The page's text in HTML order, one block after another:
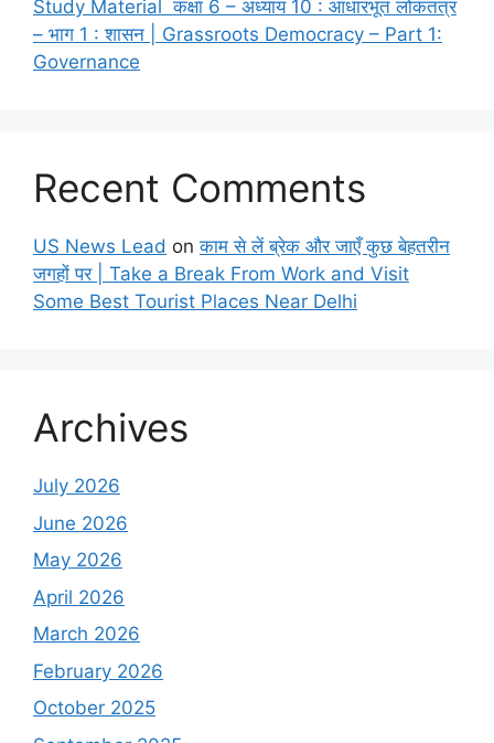
Study Material कक्षा 6 – अध्याय 10 : आधारभूत लोकतंत्र
– भाग 1 : शासन | Grassroots Democracy – Part 1:
Governance
Recent Comments
US News Lead onकाम से लें ब्रेक और जाएँ कुछ बेहतरीन
जगहों पर | Take a Break From Work and Visit
Some Best Tourist Places Near Delhi
Archives
July 2026
June 2026
May 2026
April 2026
March 2026
February 2026
October 2025